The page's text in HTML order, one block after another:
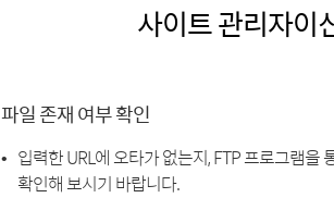
사이트 관리자이
파일 존재 여부 확인
입력한 URL에 오타가 없는지, FTP 프로그램
확인해 보시기 바랍니다.